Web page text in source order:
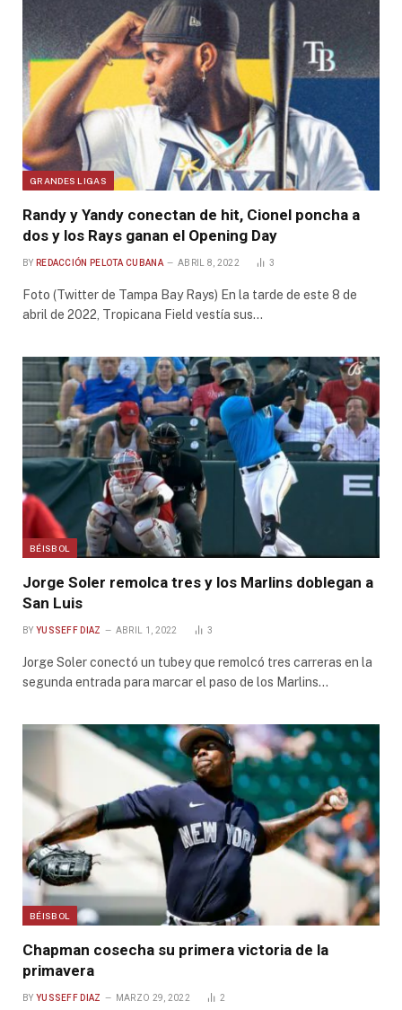
GRANDES LIGAS
Randy y Yandy conectan de hit, Cionel poncha a
dos y los Rays ganan el Opening Day
BY REDACCIÓN PELOTA CUBANA ABRIL 8, 2022 3
Foto (Twitter de Tampa Bay Rays) En la tarde de este 8 de
abril de 2022, Tropicana Field vestía sus…
BÉISBOL
Jorge Soler remolca tres y los Marlins doblegan a
San Luis
BY YUSSEFF DIAZ ABRIL 1, 2022 3
Jorge Soler conectó un tubey que remolcó tres carreras en la
segunda entrada para marcar el paso de los Marlins…
BÉISBOL
Chapman cosecha su primera victoria de la
primavera
BY YUSSEFF DIAZ MARZO 29, 2022 2